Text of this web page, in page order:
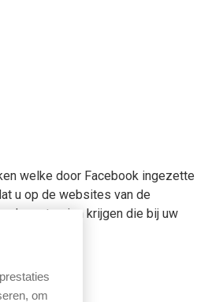
welke door Facebook ingezette
u op de websites van de
te zien krijgen die bij uw
om